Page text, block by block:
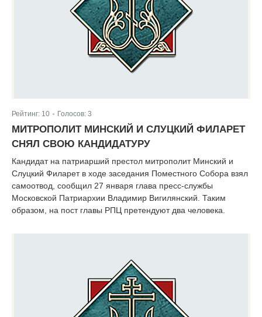
Рейтинг: 10 Голосов: 3
МИТРОПОЛИТ МИНСКИЙ И СЛУЦКИЙ ФИЛАРЕТ
СНЯЛ СВОЮ КАНДИДАТУРУ
Кандидат на патриарший престол митрополит Минский и
Слуцкий Филарет в ходе заседания Поместного Собора взял
самоотвод, сообщил 27 января глава пресс-службы
Московской Патриархии Владимир Вигилянский. Таким
образом, на пост главы РПЦ претендуют два человека.